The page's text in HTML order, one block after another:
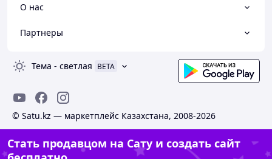
О нас
Партнеры
Тема - светлая BETA
© Satu.kz — маркетплейс Казахстана, 2008-2026
Стать продавцом на Сату и создать сайт